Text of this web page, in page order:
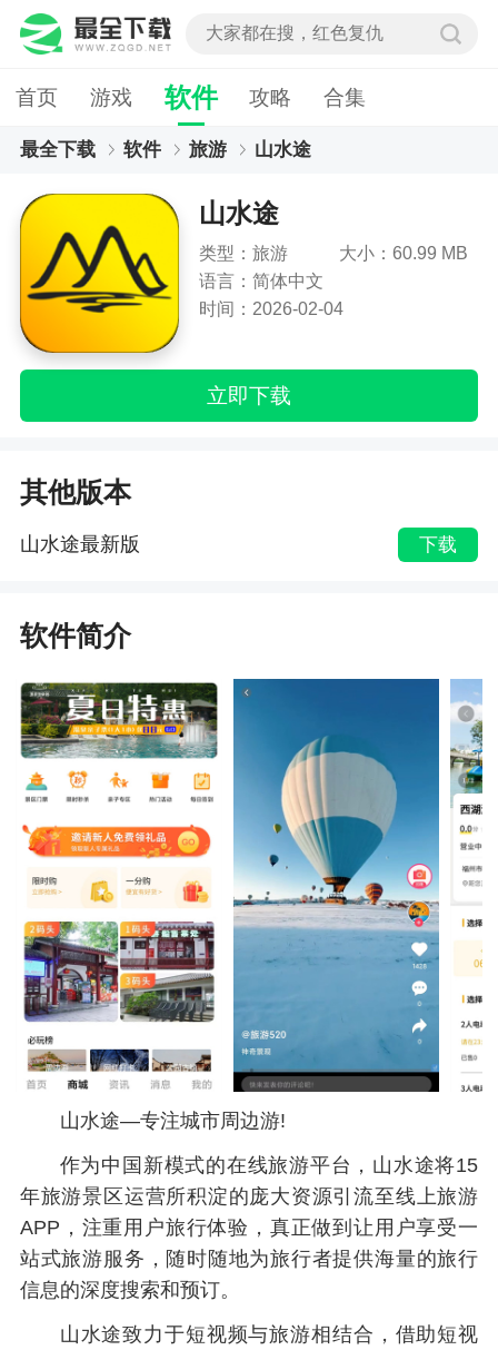
首页 游戏 软件 攻略 合集
最全下载 软件 旅游 山水途
山水途
类型：旅游
大小：60.99 MB
语言：简体中文
时间：2026-02-04
立即下载
其他版本
山水途最新版 下载
软件简介
山水途—专注城市周边游!
作为中国新模式的在线旅游平台，山水途将15
年旅游景区运营所积淀的庞大资源引流至线上旅游
APP，注重用户旅行体验，真正做到让用户享受一
站式旅游服务，随时随地为旅行者提供海量的旅行
信息的深度搜索和预订。
山水途致力于短视频与旅游相结合，借助短视